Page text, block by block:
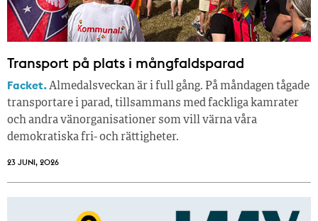
Transport på plats i mångfaldsparad
Facket.Almedalsveckan är i full gång. På måndagen tågade
transportare i parad, tillsammans med fackliga kamrater
och andra vänorganisationer som vill värna våra
demokratiska fri- och rättigheter.
23 JUNI, 2026